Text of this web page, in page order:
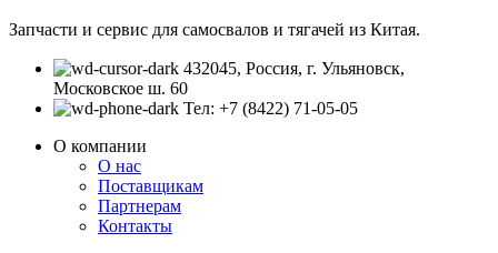
Запчасти и сервис для самосвалов и тягачей из Китая.
432045, Россия, г. Ульяновск,
Московское ш. 60
Тел: +7 (8422) 71-05-05
О компании
О нас
Поставщикам
Партнерам
Контакты